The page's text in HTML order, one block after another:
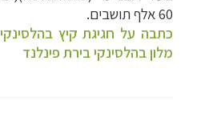
60 אלף תושבים.
כתבה על חגיגת קיץ
מלון בהלסינקי בירת פינלנד